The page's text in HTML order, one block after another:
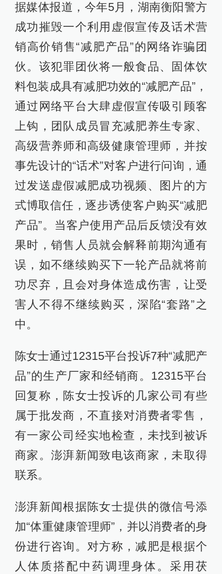
据媒体报道，今年5月，湖南衡阳警方
成功摧毁一个利用虚假宣传及话术营
销高价销售“减肥产品”的网络诈骗团
伙。该犯罪团伙将一般食品、固体饮
料包装成具有减肥功效的“减肥产品”，
通过网络平台大肆虚假宣传吸引顾客
上钩，团队成员冒充减肥养生专家、
高级营养师和高级健康管理师，并按
事先设计的“话术”对客户进行问询，通
过发送虚假减肥成功视频、图片的方
式博取信任，逐步诱使客户购买“减肥
产品”。当客户使用产品后反馈没有效
果时，销售人员就会解释前期沟通有
误，如不继续购买下一轮产品就将前
功尽弃，且会对身体造成伤害，让受
害人不得不继续购买，深陷“套路”之
中。
陈女士通过12315平台投诉7种“减肥产
品”的生产厂家和经销商。12315平台
回复称，陈女士投诉的几家公司有些
属于批发商，不直接对消费者零售，
有一家公司经实地检查，未找到被诉
商家。澎湃新闻致电该商家，未取得
联系。
澎湃新闻根据陈女士提供的微信号添
加“体重健康管理师”，并以消费者的身
份进行咨询。对方称，减肥是根据个
人体质搭配中药调理身体。采用茯